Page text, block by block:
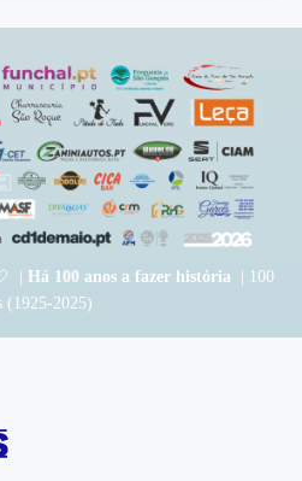
| Há 100 anos a fazer história | 100
(1925-2025)